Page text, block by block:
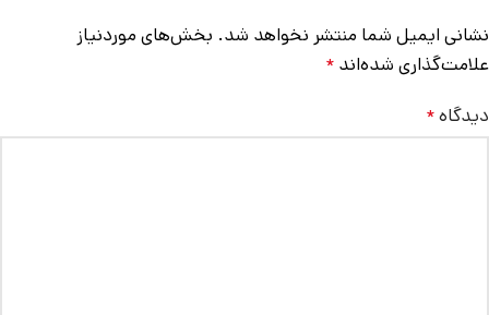
نشانی ایمیل شما منتشر نخواهد شد. بخش‌های موردنیاز
علامت‌گذاری شده‌اند *
دیدگاه*